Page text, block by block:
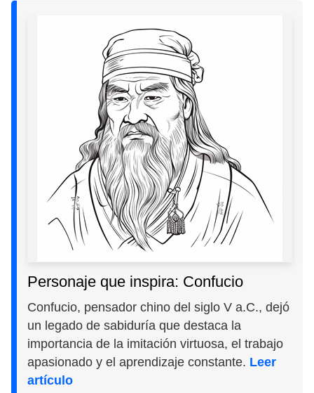
Personaje que inspira: Confucio
Confucio, pensador chino del siglo V a.C., dejó
un legado de sabiduría que destaca la
importancia de la imitación virtuosa, el trabajo
apasionado y el aprendizaje constante. Leer
artículo